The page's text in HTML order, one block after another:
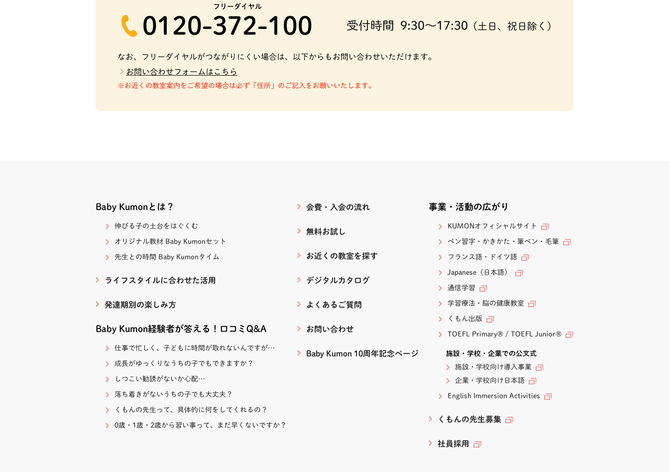
沖縄県那覇市泊２丁目９－
沖縄県那覇市古波蔵１－８
－２ 砂辺アパート１０３
号室
沖縄県那覇市鏡原町１－６
金城二丁目教室
－１０ メゾンリーセス１
０１号室
那覇たばる教室
原ハイツⅠ１０５
真嘉比小前教室
６ー２２ アーバンピース
１階１０１
おもろまち４丁目教室
沖縄県那覇市おもろまち４
丁目１０－３８ スカイガ
ーデン１Ｆ
沖縄県那覇市金城４丁目２
フリーダイヤル
0120-372-100 受付時間 9:30～17:30 (土日、祝日除く)
なお、フリーダイヤルがつながりにくい場合は、以下からもお問い合わせいただけます。
お問い合わせフォームはこちら
お近くの教室案内をご希望の場合は必ず「住所」のご記入をお願いいたします。
Baby Kumonとは？
伸びる子の土台をはぐくむ
オリジナル教材 Baby Kumonセット
先生との時間 Baby Kumonタイム
ライフスタイルに合わせた活用
発達期別の楽しみ方
Baby Kumon経験者が答える！口コミQ&A
仕事で忙しく、子どもに時間が取れないんですが…
成長がゆっくりなうちの子でもできますか？
しつこい勧誘がないか心配…
落ち着きがないうちの子でも大丈夫？
くもんの先生って、具体的に何をしてくれるの？
0歳・1歳・2歳から習い事って、まだ早くないですか？
会費・入会の流れ
無料お試し
お近くの教室を探す
デジタルカタログ
よくあるご質問
お問い合わせ
Baby Kumon 10周年記念ページ
事業・活動の広がり
KUMONオフィシャルサイト
ペン習字・かきかた・筆ペン・毛筆
フランス語・ドイツ語
Japanese（日本語）
通信学習
学習療法・脳の健康教室
くもん出版
TOEFL Primary®/TOEFL Junior®
施設・学校・企業での公文式
施設・学校向け導入事業
企業・学校向け日本語
English Immersion Activities
くもんの先生募集
社員採用